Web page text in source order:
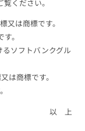
ください。
又は商標です。
。
ソフトバンクグル
は商標です。
以 上